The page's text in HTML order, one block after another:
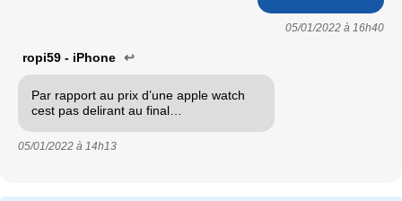
05/01/2022 à 16h40
ropi59 - iPhone ↩
Par rapport au prix d’une apple watch
cest pas delirant au final…
05/01/2022 à 14h13